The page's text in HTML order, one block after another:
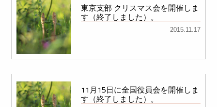
東京支部 クリスマス会を開催しま
す（終了しました）。
2015.11.17
11月15日に全国役員会を開催しま
す（終了しました）。